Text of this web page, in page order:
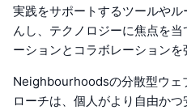
実践をサポートするツールや
んし、テクノロジーに焦点を
ーションとコラボレーションを
Neighbourhoodsの分散型ウェ
ローチは、個人がより自由か